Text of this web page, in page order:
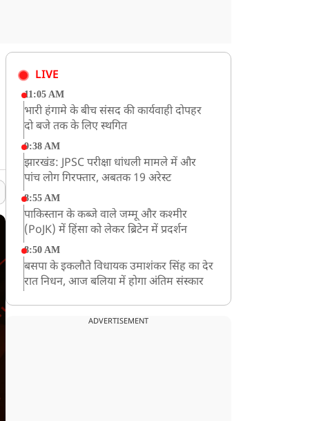
LIVE
11:05 AM
भारी हंगामे के बीच संसद की कार्यवाही दोपहर
दो बजे तक के लिए स्थगित
9:38 AM
झारखंड: JPSC परीक्षा धांधली मामले में और
पांच लोग गिरफ्तार, अबतक 19 अरेस्ट
8:55 AM
पाकिस्तान के कब्जे वाले जम्मू और कश्मीर
(PoJK) में हिंसा को लेकर ब्रिटेन में प्रदर्शन
8:50 AM
बसपा के इकलौते विधायक उमाशंकर सिंह का देर
रात निधन, आज बलिया में होगा अंतिम संस्कार
मोहन भगवत मुंबई में Gen-Z और Gen
ADVERTISEMENT